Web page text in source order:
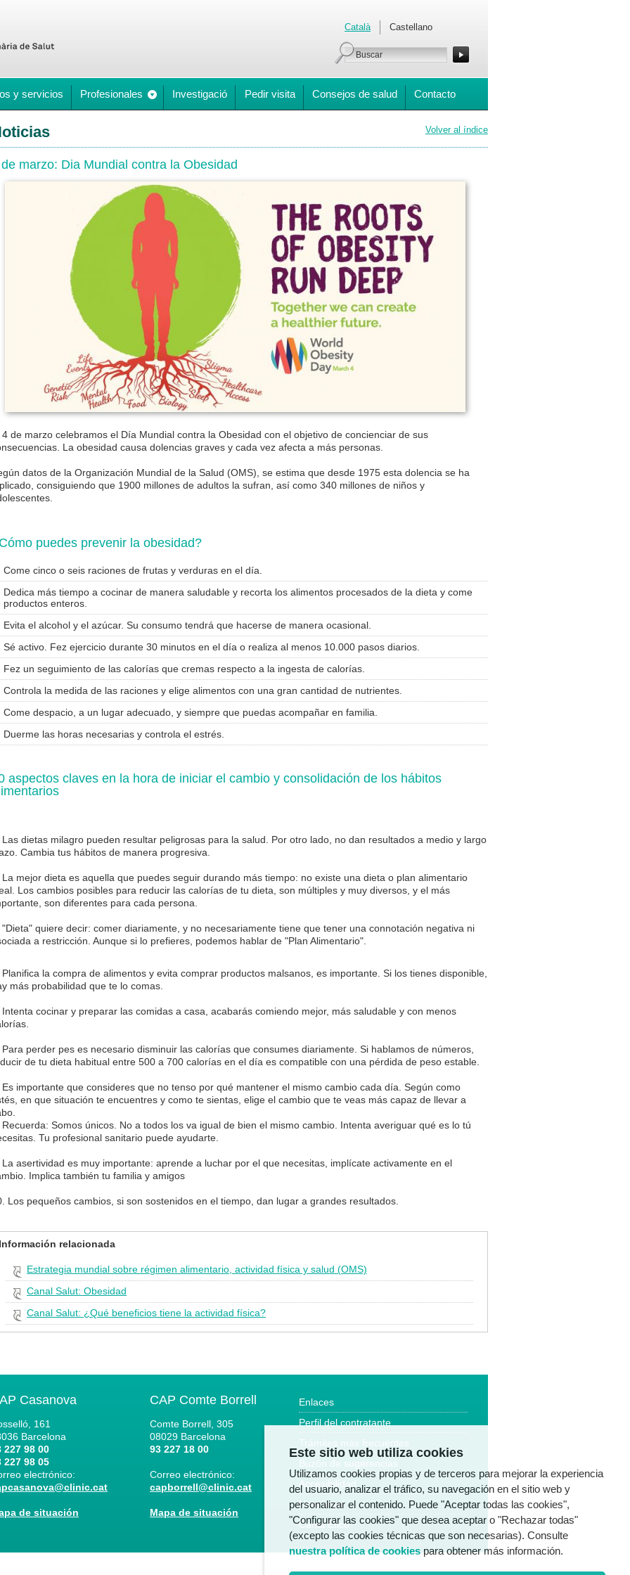
Català Castellano
y servicios Profesionales Investigació Pedir visita Consejos de salud Contacto
Volver al índice
marzo: Dia Mundial contra la Obesidad
4 de marzo celebramos el Día Mundial contra la Obesidad con el objetivo de concienciar de sus
La obesidad causa dolencias graves y cada vez afecta a más personas.
datos de la Organización Mundial de la Salud (OMS), se estima que desde 1975 esta dolencia se ha
consiguiendo que 1900 millones de adultos la sufran, así como 340 millones de niños y
puedes prevenir la obesidad?
Come cinco o seis raciones de frutas y verduras en el día.
Dedica más tiempo a cocinar de manera saludable y recorta los alimentos procesados de la dieta y come
productos enteros.
Evita el alcohol y el azúcar. Su consumo tendrá que hacerse de manera ocasional.
Sé activo. Fez ejercicio durante 30 minutos en el día o realiza al menos 10.000 pasos diarios.
Fez un seguimiento de las calorías que cremas respecto a la ingesta de calorías.
Controla la medida de las raciones y elige alimentos con una gran cantidad de nutrientes.
Come despacio, a un lugar adecuado, y siempre que puedas acompañar en familia.
Duerme las horas necesarias y controla el estrés.
aspectos claves en la hora de iniciar el cambio y consolidación de los hábitos
Las dietas milagro pueden resultar peligrosas para la salud. Por otro lado, no dan resultados a medio y largo
Cambia tus hábitos de manera progresiva.
La mejor dieta es aquella que puedes seguir durando más tiempo: no existe una dieta o plan alimentario
Los cambios posibles para reducir las calorías de tu dieta, son múltiples y muy diversos, y el más
son diferentes para cada persona.
"Dieta" quiere decir: comer diariamente, y no necesariamente tiene que tener una connotación negativa ni
a restricción. Aunque si lo prefieres, podemos hablar de "Plan Alimentario".
Planifica la compra de alimentos y evita comprar productos malsanos, es importante. Si los tienes disponible,
más probabilidad que te lo comas.
Intenta cocinar y preparar las comidas a casa, acabarás comiendo mejor, más saludable y con menos
Para perder pes es necesario disminuir las calorías que consumes diariamente. Si hablamos de números,
de tu dieta habitual entre 500 a 700 calorías en el día es compatible con una pérdida de peso estable.
Es importante que consideres que no tenso por qué mantener el mismo cambio cada día. Según como
en que situación te encuentres y como te sientas, elige el cambio que te veas más capaz de llevar a
Recuerda: Somos únicos. No a todos los va igual de bien el mismo cambio. Intenta averiguar qué es lo tú
Tu profesional sanitario puede ayudarte.
La asertividad es muy importante: aprende a luchar por el que necesitas, implícate activamente en el
Implica también tu familia y amigos
Los pequeños cambios, si son sostenidos en el tiempo, dan lugar a grandes resultados.
Información relacionada
Estrategia mundial sobre régimen alimentario, actividad física y salud (OMS)
Canal Salut: Obesidad
Canal Salut: ¿Qué beneficios tiene la actividad física?
Casanova
161
Barcelona
227 98 00
227 98 05
electrónico:
de situación
CAP Comte Borrell
Comte Borrell, 305
08029 Barcelona
93 227 18 00
Correo electrónico:
capborrell@clinic.cat
Mapa de situación
Enlaces
Perfil del contratante
Trámites más frecuentes
Buzón de sugerencias
Accesibilidad
Nota legal
Canal Ético
Este sitio web utiliza cookies
Utilizamos cookies propias y de terceros para mejorar la experiencia
del usuario, analizar el tráfico, su navegación en el sitio web y
personalizar el contenido. Puede "Aceptar todas las cookies",
"Configurar las cookies" que desea aceptar o "Rechazar todas"
(excepto las cookies técnicas que son necesarias). Consulte
nuestra política de cookiespara obtener más información.